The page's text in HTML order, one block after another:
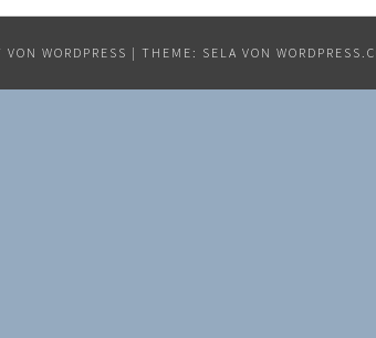
WORDPRESS | THEME: SELA VON